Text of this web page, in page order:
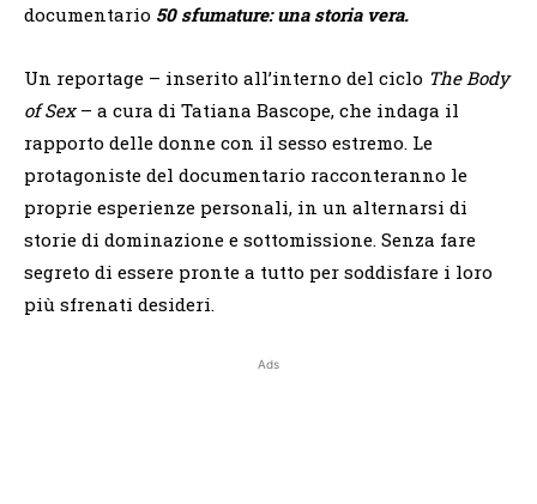
documentario 50 sfumature: una storia vera.
Un reportage – inserito all’interno del ciclo The Body
of Sex – a cura di Tatiana Bascope, che indaga il
rapporto delle donne con il sesso estremo. Le
protagoniste del documentario racconteranno le
proprie esperienze personali, in un alternarsi di
storie di dominazione e sottomissione. Senza fare
segreto di essere pronte a tutto per soddisfare i loro
più sfrenati desideri.
Ads